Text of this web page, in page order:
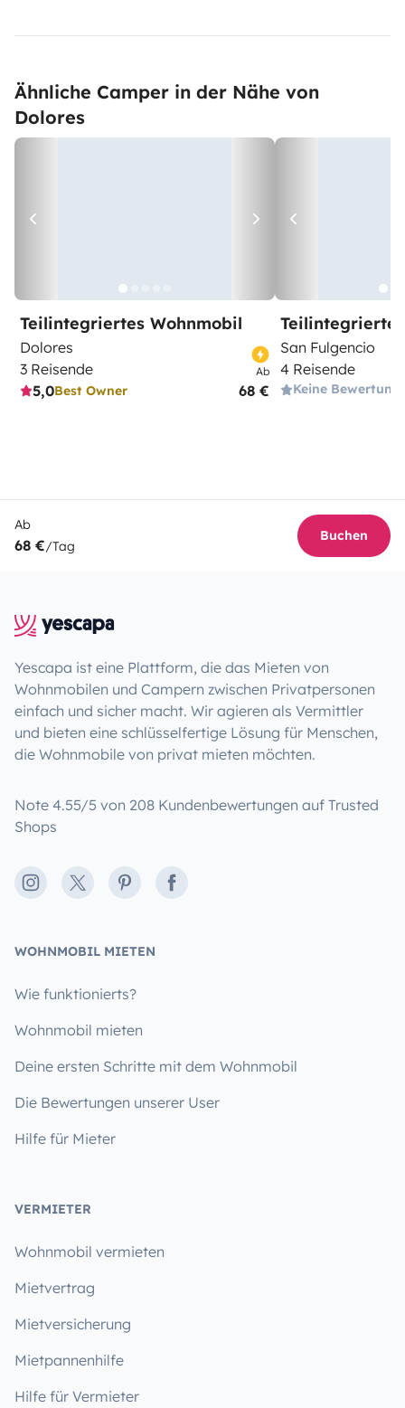
Ähnliche Camper in der Nähe von
Dolores
Teilintegriertes Wohnmobil
Dolores
3 Reisende
5,0Best Owner
Ab
68 €
San Fulgencio
4 Reisende
Keine Bewertung
Ab
68 €/Tag
Buchen
Yescapa ist eine Plattform, die das Mieten von
Wohnmobilen und Campern zwischen Privatpersonen
einfach und sicher macht. Wir agieren als Vermittler
und bieten eine schlüsselfertige Lösung für Menschen,
die Wohnmobile von privat mieten möchten.
Note 4.55/5 von 208 Kundenbewertungen auf Trusted
Shops
Instagram
X PinterestFacebook
WOHNMOBIL MIETEN
Wie funktionierts?
Wohnmobil mieten
Deine ersten Schritte mit dem Wohnmobil
Die Bewertungen unserer User
Hilfe für Mieter
VERMIETER
Wohnmobil vermieten
Mietvertrag
Mietversicherung
Mietpannenhilfe
Hilfe für Vermieter